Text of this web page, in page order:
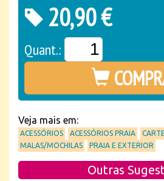
20,90 €
Quant.:
Veja mais em:
ACESSÓRIOS ACESSÓRIOS PRAIA
MALAS/MOCHILAS
PRAIA E EXTERIOR
Outras